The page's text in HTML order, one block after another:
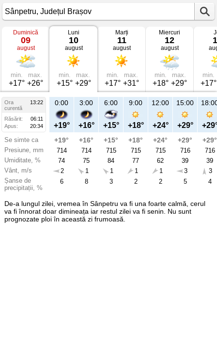
Vremea
Sânpetru
mâine
Județul
Brașov
Duminică
09
august
min.
+17°
max.
+26°
Luni
10
august
min.
+15°
max.
+29°
Marți
11
august
min.
+17°
max.
+31°
Miercuri
12
august
min.
+18°
max.
+29°
min.
+17°
Ora
13:22
curentă
Răsărit:
06:11
Apus:
20:34
Se simte ca
Presiune, mm
Umiditate, %
Vânt, m/s
Șanse de
precipitații, %
21:00
+22°
+22°
714
58
2
14
Lu
aug
0:00
+19°
+19°
714
74
2
6
3:00
+16°
+16°
714
75
1
8
6:00
+15°
+15°
715
84
1
3
9:00
+18°
+18°
715
77
1
2
12:00
+24°
+24°
715
62
1
2
15:00
+29°
+29°
716
39
3
5
+29°
716
39
3
4
De-a lungul zilei, vremea în Sânpetru va fi una foarte calmă, cerul
va fi înnorat doar dimineața iar restul zilei va fi senin. Nu sunt
prognozate ploi în această zi frumoasă.